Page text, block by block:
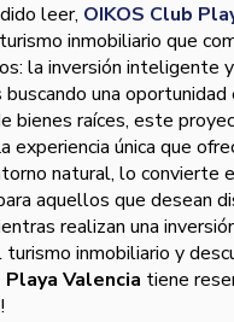
leer, OIKOS Club
inmobiliario que
la inversión inteligente
buscando una
bienes raíces, este
experiencia única que
natural, lo convierte
aquellos que desean
realizan una
inmobiliario y
Playa Valencia tiene